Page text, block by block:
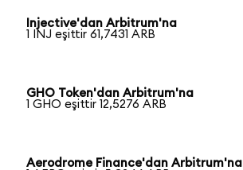
Injective'dan Arbitrum'na
1 INJ eşittir 61,7431 ARB
GHO Token'dan Arbitrum'na
1 GHO eşittir 12,5276 ARB
Aerodrome Finance'dan Arbitrum'na